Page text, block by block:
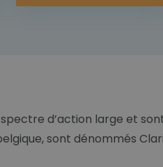
d’action large et
sont dénommés